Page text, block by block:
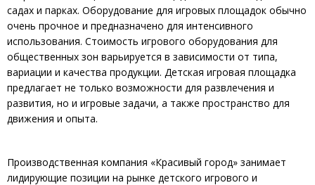
садах и парках. Оборудование для игровых площадок обычно
очень прочное и предназначено для интенсивного
использования. Стоимость игрового оборудования для
общественных зон варьируется в зависимости от типа,
вариации и качества продукции. Детская игровая площадка
предлагает не только возможности для развлечения и
развития, но и игровые задачи, а также пространство для
движения и опыта.
Производственная компания «Красивый город» занимает
лидирующие позиции на рынке детского игрового и